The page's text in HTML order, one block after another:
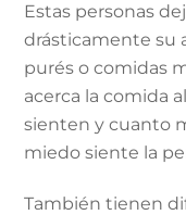
Estas personas
drásticamente su
purés o comidas
acerca la comida
sienten y cuanto
miedo siente la
También tienen